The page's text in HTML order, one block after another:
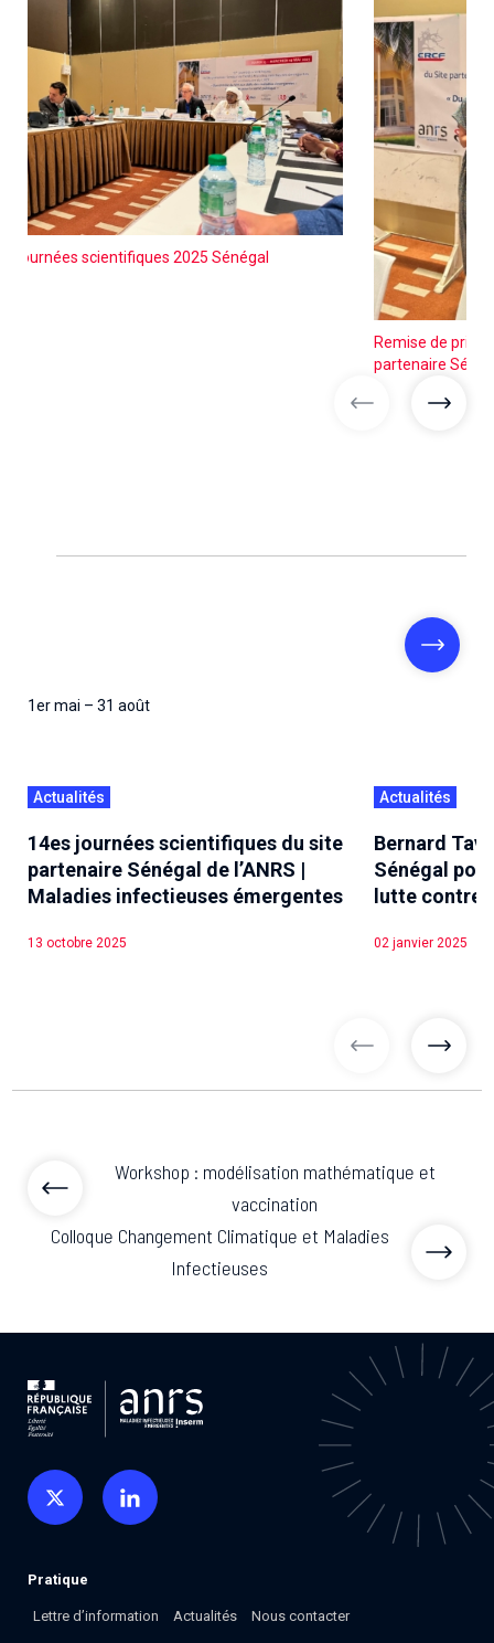
Journées scientifiques 2025 Sénégal
Remise de prix
partenaire
1er mai – 31 août
Actualités
14es journées scientifiques du site
partenaire Sénégal de l’ANRS |
Maladies infectieuses émergentes
13 octobre 2025
Actualités
Bernard
Sénégal
lutte contre
02 janvier 2025
articles
Workshop : modélisation mathématique et
vaccination
Colloque Changement Climatique et Maladies
Infectieuses
Pratique
Lettre d’information Actualités
Nous contacter